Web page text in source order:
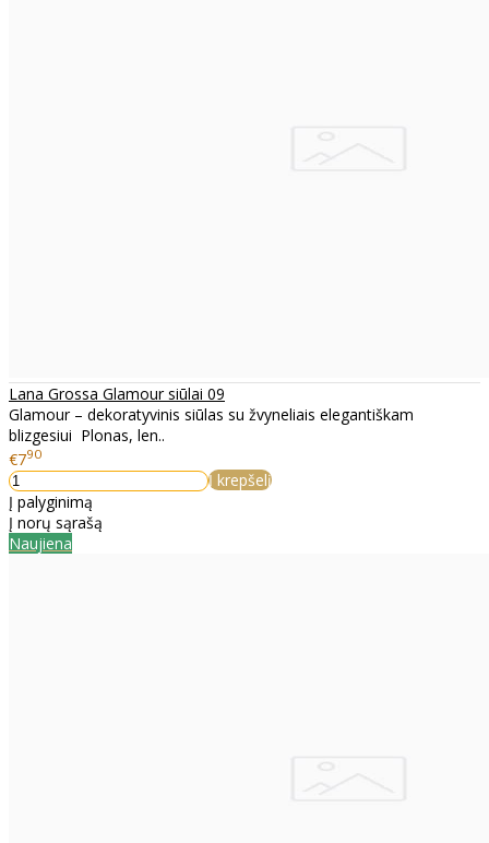
Lana Grossa Glamour siūlai 09
Glamour – dekoratyvinis siūlas su žvyneliais elegantiškam
blizgesiui Plonas, len..
€790
Į krepšelį
Į palyginimą
Į norų sąrašą
Naujiena